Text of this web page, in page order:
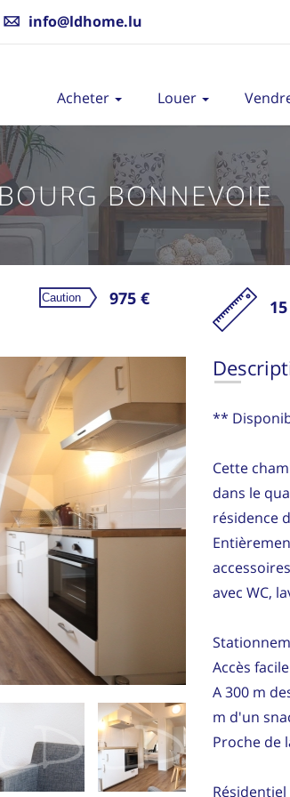
info@ldhome.lu
Acheter Louer
BONNEVOIE
975 €
**
Cette
dans le
résidence
avec WC,
Accès
A 300 m
m d'un
Proche de